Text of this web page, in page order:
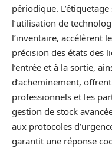
périodique.
l’utilisation de
l’inventaire, accélèrent
précision des états des
l’entrée et à la sortie,
d’acheminement,
professionnels et les
gestion de stock
aux protocoles
garantit une réponse